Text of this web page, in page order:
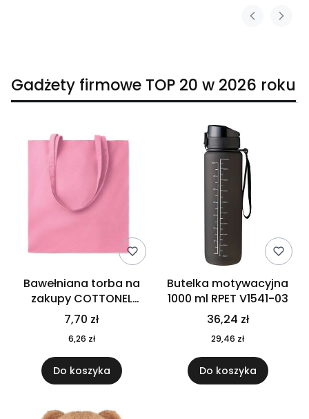
Gadżety firmowe TOP 20 w 2026 roku
Bawełniana torba na
zakupy COTTONEL
COLOUR++ MO9846-11
7,70 zł
6,26 zł
Do koszyka
Butelka motywacyjna
1000 ml RPET V1541-03
36,24 zł
29,46 zł
Do koszyka